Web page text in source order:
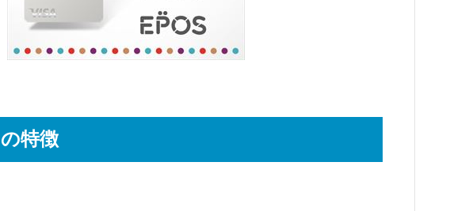
特徴